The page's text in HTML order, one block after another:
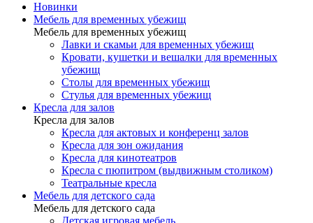
Новинки
Мебель для временных убежищ
Мебель для временных убежищ
Лавки и скамьи для временных убежищ
Кровати, кушетки и вешалки для временных
убежищ
Столы для временных убежищ
Стулья для временных убежищ
Кресла для залов
Кресла для залов
Кресла для актовых и конференц залов
Кресла для зон ожидания
Кресла для кинотеатров
Кресла с пюпитром (выдвижным столиком)
Театральные кресла
Мебель для детского сада
Мебель для детского сада
Детская игровая мебель